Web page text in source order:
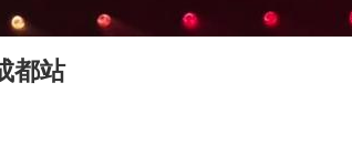
广告导致千万市值蒸发
过夜被收150元
巨幅海报 负责人回应
都站